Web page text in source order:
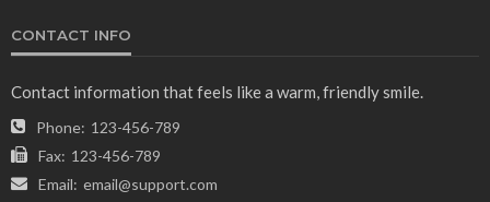
CONTACT INFO
Contact information that feels like a warm, friendly smile.
Phone: 123-456-789
Fax: 123-456-789
Email: email@support.com